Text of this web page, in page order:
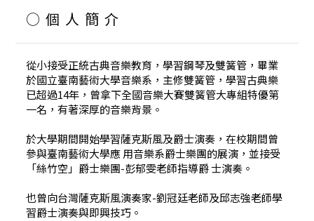
○個人簡介
從小接受正統古典音樂教育，學習鋼琴及雙簧管，畢業
於國立臺南藝術大學音樂系，主修雙簧管，學習古典樂
已超過14年，曾拿下全國音樂大賽雙簧管大專組特優第
一名，有著深厚的音樂背景。
於大學期間開始學習薩克斯風及爵士演奏，在校期間曾
參與臺南藝術大學應 用音樂系爵士樂團的展演，並接受
「絲竹空」爵士樂團-彭郁雯老師指導爵 士演奏。
也曾向台灣薩克斯風演奏家-劉冠廷老師及邱志強老師學
習爵士演奏與即興技巧。